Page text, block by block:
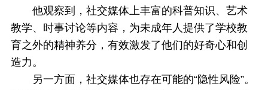
他观察到，社交媒体上丰富的科普知识、艺术
教学、时事讨论等内容，为未成年人提供了学校教
育之外的精神养分，有效激发了他们的好奇心和创
造力。
另一方面，社交媒体也存在可能的“隐性风险”。